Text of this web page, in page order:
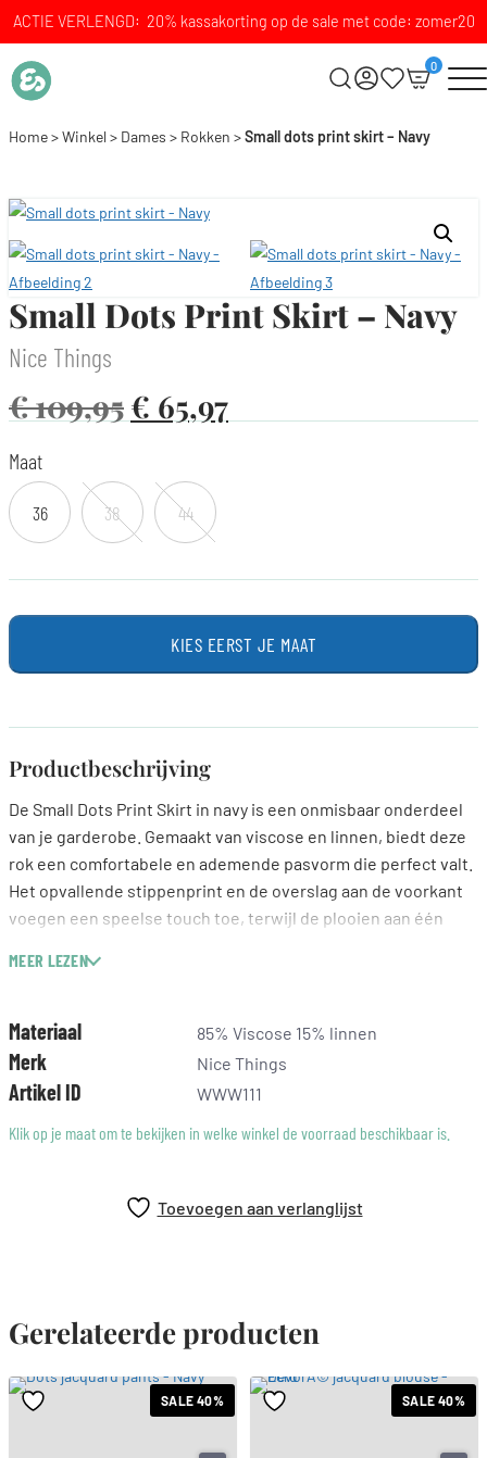
ACTIE VERLENGD: 20% kassakorting op de sale met code: zomer20
0
Home>Winkel> Dames > Rokken >Small dots print skirt – Navy
Small Dots Print Skirt – Navy
Nice Things
€109,95€ 65,97
Maat
36 38 44
KIES EERST JE MAAT
Productbeschrijving
De Small Dots Print Skirt in navy is een onmisbaar onderdeel
van je garderobe. Gemaakt van viscose en linnen, biedt deze
rok een comfortabele en ademende pasvorm die perfect valt.
Het opvallende stippenprint en de overslag aan de voorkant
voegen een speelse touch toe, terwijl de plooien aan één
te combineren met een basic top of een fijn gebreid shirt,
Nice Things zorgt ervoor dat jij er altijd op je best uitziet.
MEER LEZEN
Materiaal 85% Viscose 15% linnen
Merk Nice Things
Artikel ID
WWW111
Klik op je maat om te bekijken in welke winkel de voorraad beschikbaar is.
Toevoegen aan verlanglijst
Gerelateerde producten
SALE 40% SALE 40%